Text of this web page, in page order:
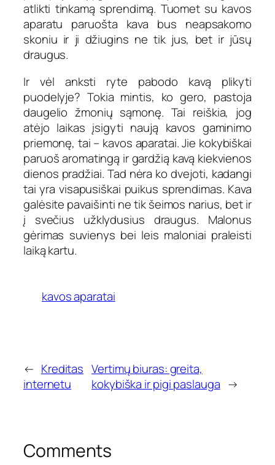
atlikti tinkamą sprendimą. Tuomet su kavos
aparatu paruošta kava bus neapsakomo
skoniu ir ji džiugins ne tik jus, bet ir jūsų
draugus.
Ir vėl anksti ryte pabodo kavą plikyti
puodelyje? Tokia mintis, ko gero, pastoja
daugelio žmonių sąmonę. Tai reiškia, jog
atėjo laikas įsigyti naują kavos gaminimo
priemonę, tai – kavos aparatai. Jie kokybiškai
paruoš aromatingą ir gardžią kavą kiekvienos
dienos pradžiai. Tad nėra ko dvejoti, kadangi
tai yra visapusiškai puikus sprendimas. Kava
galėsite pavaišinti ne tik šeimos narius, bet ir
į svečius užklydusius draugus. Malonus
gėrimas suvienys bei leis maloniai praleisti
laiką kartu.
kavos aparatai
← Kreditas
internetu
Vertimų biuras: greita,
kokybiška ir pigi paslauga →
Comments